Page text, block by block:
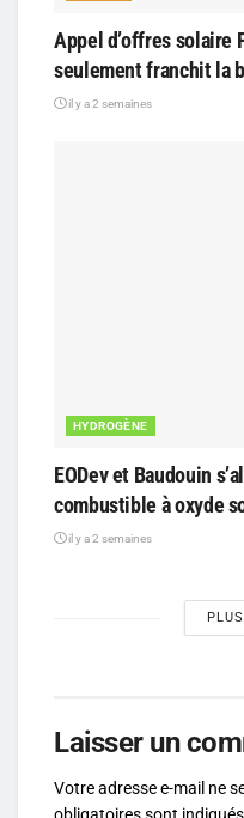
Appel d’offres solaire
seulement franchit la
il y a 2 semaines
HYDROGÈNE
EODev et Baudouin
combustible à oxyde
il y a 2 semaines
Laisser un
Votre adresse e-mail ne